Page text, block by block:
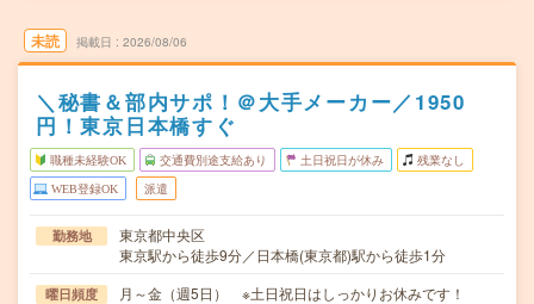
未読 掲載日 2026/08/06
＼秘書＆部内サポ！＠大手メーカー／1950
円！東京日本橋すぐ
職種未経験OK 交通費別途支給あり 土日祝日が休み 残業なし
WEB登録OK 派遣
勤務地
東京都中央区
東京駅から徒歩9分／日本橋(東京都)駅から徒歩1分
曜日頻度 月～金（週5日） ※土日祝日はしっかりお休みです！